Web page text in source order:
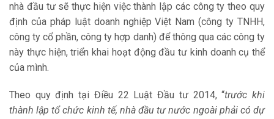
nhà đầu tư sẽ thực hiện việc thành lập các công ty theo quy
định của pháp luật doanh nghiệp Việt Nam (công ty TNHH,
công ty cổ phần, công ty hợp danh) để thông qua các công ty
này thực hiện, triển khai hoạt động đầu tư kinh doanh cụ thể
của mình.
Theo quy định tại Điều 22 Luật Đầu tư 2014, “trước khi
thành lập tổ chức kinh tế, nhà đầu tư nước ngoài phải có dự